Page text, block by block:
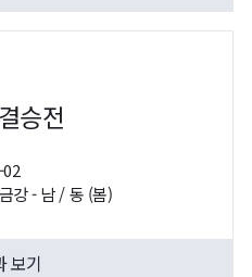
승전
강 - 남 / 동 (봄)
보기